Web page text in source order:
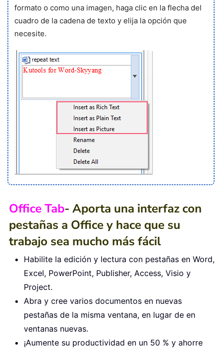
formato o como una imagen, haga clic en la flecha del
cuadro de la cadena de texto y elija la opción que
necesite.
Office Tab- Aporta una interfaz con
pestañas a Office y hace que su
trabajo sea mucho más fácil
Habilite la edición y lectura con pestañas en Word,
Excel, PowerPoint, Publisher, Access, Visio y
Project.
Abra y cree varios documentos en nuevas
pestañas de la misma ventana, en lugar de en
ventanas nuevas.
¡Aumente su productividad en un 50 % y ahorre